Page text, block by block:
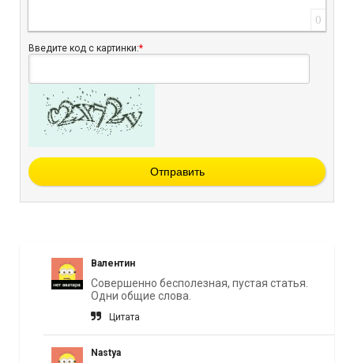
0
Введите код с картинки:*
Отправить
Валентин
Совершенно бесполезная, пустая статья.
Одни общие слова.
Цитата
Nastya